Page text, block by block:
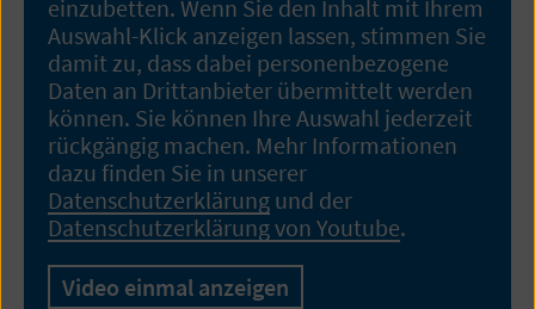
einzubetten. Wenn Sie den Inhalt mit Ihrem
Auswahl-Klick anzeigen lassen, stimmen Sie
damit zu, dass dabei personenbezogene
Daten an Drittanbieter übermittelt werden
können. Sie können Ihre Auswahl jederzeit
rückgängig machen. Mehr Informationen
dazu finden Sie in unserer
Datenschutzerklärung und der
Datenschutzerklärung von Youtube.
Video einmal anzeigen